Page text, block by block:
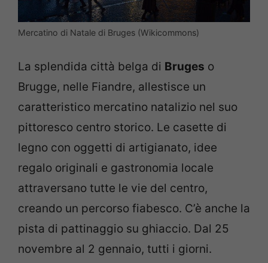
Mercatino di Natale di Bruges (Wikicommons)
La splendida città belga di Bruges o
Brugge, nelle Fiandre, allestisce un
caratteristico mercatino natalizio nel suo
pittoresco centro storico. Le casette di
legno con oggetti di artigianato, idee
regalo originali e gastronomia locale
attraversano tutte le vie del centro,
creando un percorso fiabesco. C’è anche la
pista di pattinaggio su ghiaccio. Dal 25
novembre al 2 gennaio, tutti i giorni.